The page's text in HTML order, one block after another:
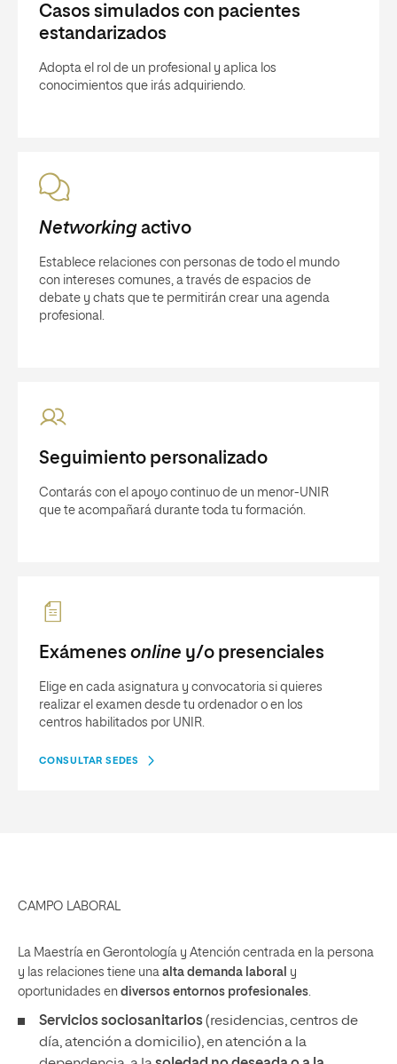
Casos simulados con pacientes
estandarizados
Adopta el rol de un profesional y aplica los
conocimientos que irás adquiriendo.
Networkingactivo
Establece relaciones con personas de todo el mundo
con intereses comunes, a través de espacios de
debate y chats que te permitirán crear una agenda
profesional.
Seguimiento personalizado
Contarás con el apoyo continuo de un menor-UNIR
que te acompañará durante toda tu formación.
Exámenes online y/o presenciales
Elige en cada asignatura y convocatoria si quieres
realizar el examen desde tu ordenador o en los
centros habilitados por UNIR.
CONSULTAR SEDES
CAMPO LABORAL
La Maestría en Gerontología y Atención centrada en la persona
y las relaciones tiene una alta demanda laboral y
oportunidades en diversos entornos profesionales.
Servicios sociosanitarios(residencias, centros de
día, atención a domicilio), en atención a la